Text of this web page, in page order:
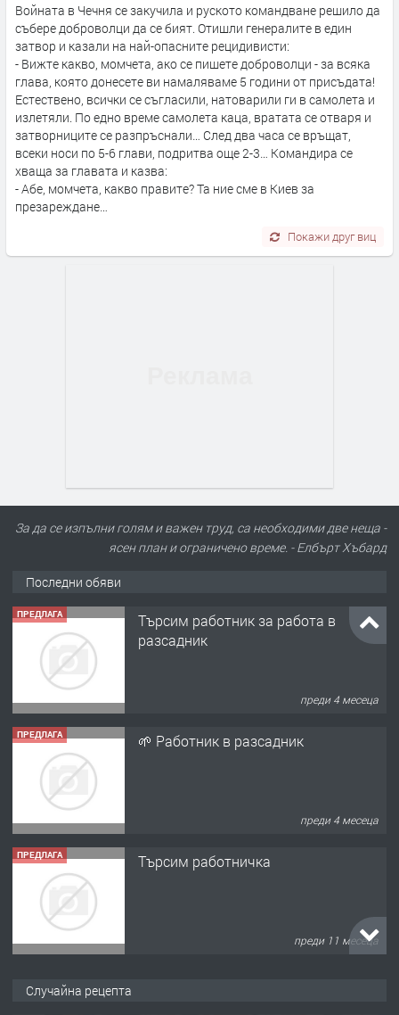
Войната в Чечня се закучила и руското командване решило да
събере доброволци да се бият. Отишли генералите в един
затвор и казали на най-опасните рецидивисти:
- Вижте какво, момчета, ако се пишете доброволци - за всяка
глава, която донесете ви намаляваме 5 години от присъдата!
Естествено, всички се съгласили, натоварили ги в самолета и
излетяли. По едно време самолета каца, вратата се отваря и
затворниците се разпръснали… След два часа се връщат,
всеки носи по 5-6 глави, подритва още 2-3… Командира се
хваща за главата и казва:
- Абе, момчета, какво правите? Та ние сме в Киев за
презареждане…
Покажи друг виц
За да се изпълни голям и важен труд, са необходими две неща -
ясен план и ограничено време. - Елбърт Хъбард
Последни обяви
ПРЕДЛАГА
Търсим работник за работа в
разсадник
преди 4 месеца
ПРЕДЛАГА 🌱 Работник в разсадник
преди 4 месеца
ПРЕДЛАГА Търсим работничка
преди 11 месеца
Случайна рецепта